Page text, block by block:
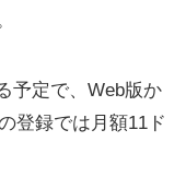
予定で、Web版か
登録では月額11ド